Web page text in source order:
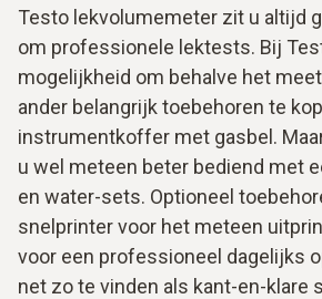
Testo lekvolumemeter zit u altijd
om professionele lektests. Bij
mogelijkheid om behalve het
ander belangrijk toebehoren te
instrumentkoffer met gasbel.
u wel meteen beter bediend met
en water-sets. Optioneel
snelprinter voor het meteen
voor een professioneel dagelijks
net zo te vinden als kant-en-klare